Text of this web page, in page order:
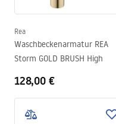
Rea
Waschbeckenarmatur REA
Storm GOLD BRUSH High
128,00 €